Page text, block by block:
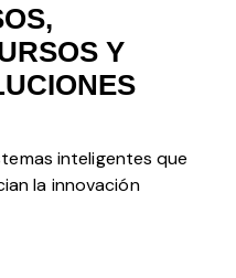
Y
inteligentes que
la innovación